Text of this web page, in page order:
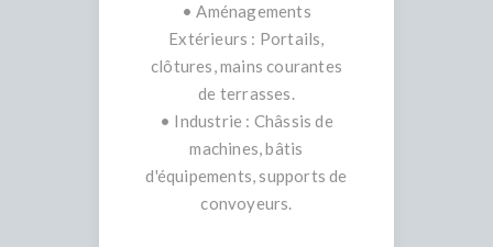
• Aménagements
Extérieurs : Portails,
clôtures, mains courantes
de terrasses.
• Industrie : Châssis de
machines, bâtis
d'équipements, supports de
convoyeurs.